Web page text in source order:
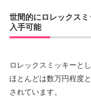
世間的にロレックス
入手可能
ロレックスミッキーと
ほとんどは数万円程度
されています。